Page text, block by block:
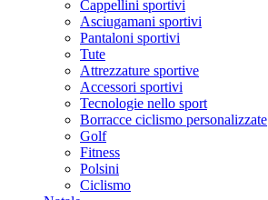
Cappellini sportivi
Asciugamani sportivi
Pantaloni sportivi
Tute
Attrezzature sportive
Accessori sportivi
Tecnologie nello sport
Borracce ciclismo personalizzate
Golf
Fitness
Polsini
Ciclismo